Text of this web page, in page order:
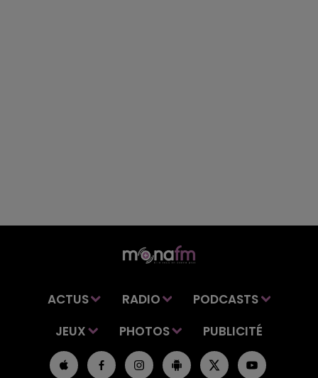
ACTUS RADIO
PODCASTS
JEUX
PHOTOS PUBLICITÉ